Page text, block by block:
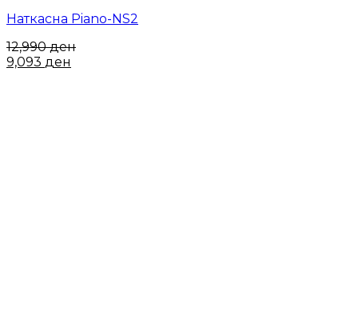
Наткасна Piano-NS2
12,990ден
9,093 ден